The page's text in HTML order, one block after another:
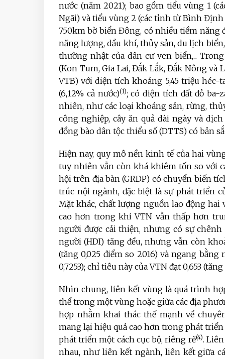
nước (năm 2021); bao gồm tiểu vùng 1
Ngãi) và tiểu vùng 2 (các tỉnh từ Bình
750km bờ biển Đông, có nhiều tiềm năng
năng lượng, dầu khí, thủy sản, du lịch
thường nhật của dân cư ven biển,...
(Kon Tum, Gia Lai, Đắk Lắk, Đắk Nông và
VTB) với diện tích khoảng 5,45 triệu héc-
(6,12% cả nước)(1); có diện tích đất đỏ
nhiên, như các loại khoáng sản, rừng,
công nghiệp, cây ăn quả dài ngày và
đồng bào dân tộc thiểu số (DTTS) có bản
Hiện nay, quy mô nền kinh tế của hai
tuy nhiên vẫn còn khá khiêm tốn so với
hội trên địa bàn (GRDP) có chuyển biến
trúc nội ngành, đặc biệt là sự phát triển
Mặt khác, chất lượng nguồn lao động
cao hơn trong khi VTN vẫn thấp hơn
người được cải thiện, nhưng có sự
người (HDI) tăng đều, nhưng vẫn còn
(tăng 0,025 điểm so 2016) và ngang
0,7253); chỉ tiêu này của VTN đạt 0,653
Nhìn chung, liên kết vùng là quá trình
thể trong một vùng hoặc giữa các địa
hợp nhằm khai thác thế mạnh về
mang lại hiệu quả cao hơn trong phát
phát triển một cách cục bộ, riêng rẽ(4).
nhau, như liên kết ngành, liên kết giữa